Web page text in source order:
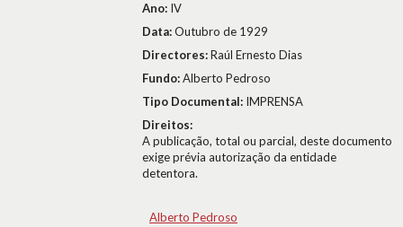
Ano: IV
Data:Outubro de 1929
Directores:Raúl Ernesto Dias
Fundo:Alberto Pedroso
Tipo Documental: IMPRENSA
Direitos:
A publicação, total ou parcial, deste documento
exige prévia autorização da entidade
detentora.
Alberto Pedroso